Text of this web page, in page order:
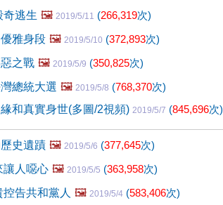
奇逃生 🖼️ 2019/5/11 (266,319次)
雅身段 🖼️ 2019/5/10 (372,893次)
之戰 🖼️ 2019/5/9 (350,825次)
總統大選 🖼️ 2019/5/8 (768,370次)
和真實身世(多圖/2視頻) 2019/5/7 (845,696次)
史遺蹟 🖼️ 2019/5/6 (377,645次)
讓人噁心 🖼️ 2019/5/5 (363,958次)
告共和黨人 🖼️ 2019/5/4 (583,406次)